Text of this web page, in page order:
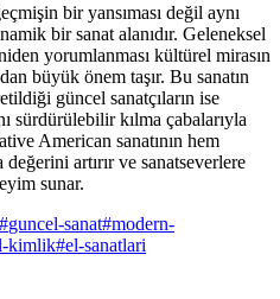
bir yansıması değil aynı
bir sanat alanıdır. Geleneksel
yorumlanması kültürel mirasın
büyük önem taşır. Bu sanatın
güncel sanatçıların ise
sürdürülebilir kılma çabalarıyla
American sanatının hem
artırır ve sanatseverlere
sunar.
#guncel-sanat#modern-
kimlik#el-sanatlari